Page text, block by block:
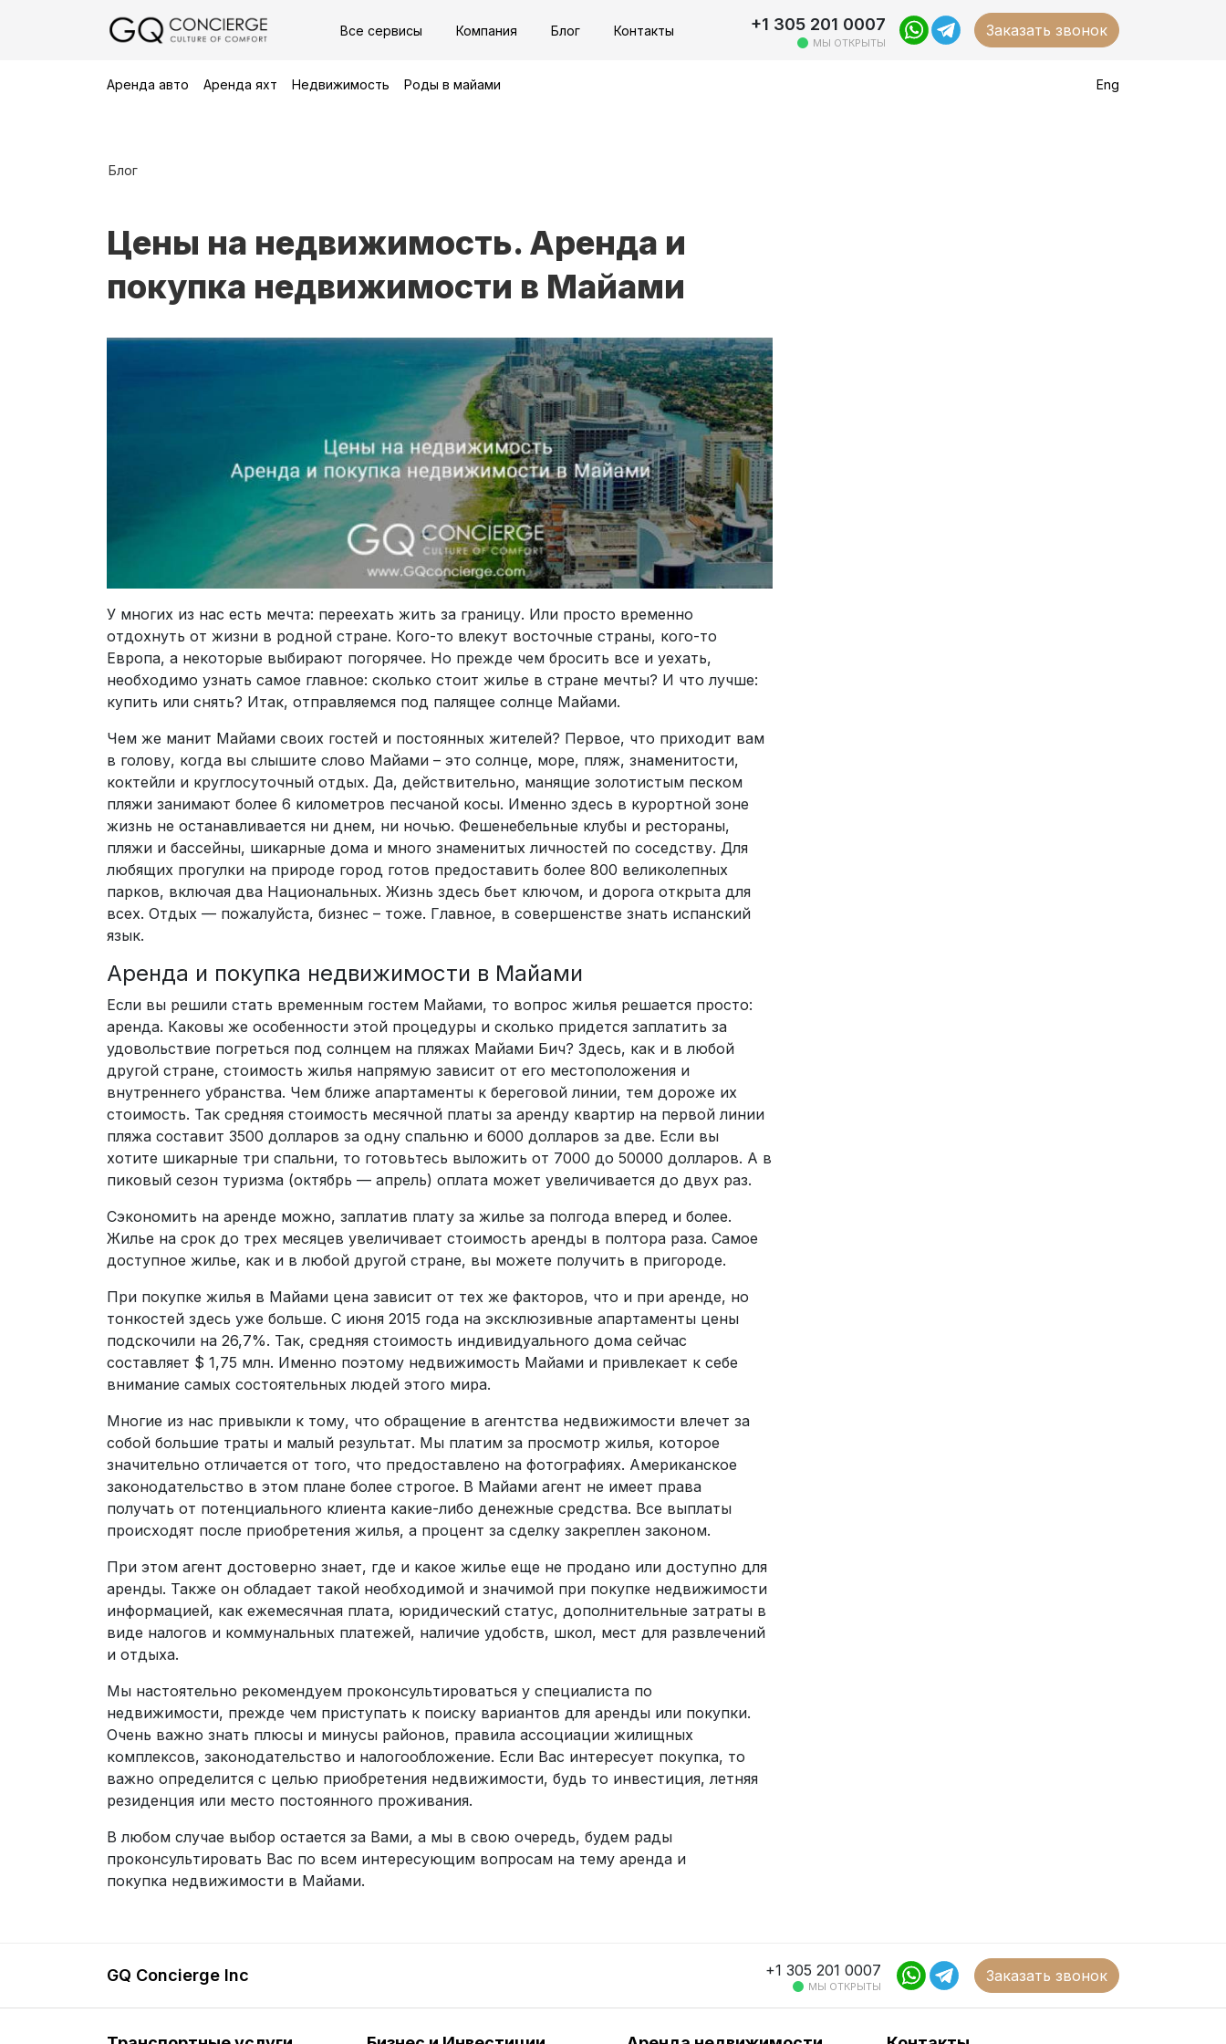
Все сервисы Компания Блог Контакты +1 305 201 0007
МЫ ОТКРЫТЫ
Заказать звонок
Аренда авто Аренда яхт Недвижимость Роды в майами Eng
Блог
Цены на недвижимость. Аренда и
покупка недвижимости в Майами
У многих из нас есть мечта: переехать жить за границу. Или просто временно
отдохнуть от жизни в родной стране. Кого-то влекут восточные страны, кого-то
Европа, а некоторые выбирают погорячее. Но прежде чем бросить все и уехать,
необходимо узнать самое главное: сколько стоит жилье в стране мечты? И что лучше:
купить или снять? Итак, отправляемся под палящее солнце Майами.
Чем же манит Майами своих гостей и постоянных жителей? Первое, что приходит вам
в голову, когда вы слышите слово Майами – это солнце, море, пляж, знаменитости,
коктейли и круглосуточный отдых. Да, действительно, манящие золотистым песком
пляжи занимают более 6 километров песчаной косы. Именно здесь в курортной зоне
жизнь не останавливается ни днем, ни ночью. Фешенебельные клубы и рестораны,
пляжи и бассейны, шикарные дома и много знаменитых личностей по соседству. Для
любящих прогулки на природе город готов предоставить более 800 великолепных
парков, включая два Национальных. Жизнь здесь бьет ключом, и дорога открыта для
всех. Отдых — пожалуйста, бизнес – тоже. Главное, в совершенстве знать испанский
язык.
Аренда и покупка недвижимости в Майами
Если вы решили стать временным гостем Майами, то вопрос жилья решается просто:
аренда. Каковы же особенности этой процедуры и сколько придется заплатить за
удовольствие погреться под солнцем на пляжах Майами Бич? Здесь, как и в любой
другой стране, стоимость жилья напрямую зависит от его местоположения и
внутреннего убранства. Чем ближе апартаменты к береговой линии, тем дороже их
стоимость. Так средняя стоимость месячной платы за аренду квартир на первой линии
пляжа составит 3500 долларов за одну спальню и 6000 долларов за две. Если вы
хотите шикарные три спальни, то готовьтесь выложить от 7000 до 50000 долларов. А в
пиковый сезон туризма (октябрь — апрель) оплата может увеличивается до двух раз.
Сэкономить на аренде можно, заплатив плату за жилье за полгода вперед и более.
Жилье на срок до трех месяцев увеличивает стоимость аренды в полтора раза. Самое
доступное жилье, как и в любой другой стране, вы можете получить в пригороде.
При покупке жилья в Майами цена зависит от тех же факторов, что и при аренде, но
тонкостей здесь уже больше. С июня 2015 года на эксклюзивные апартаменты цены
подскочили на 26,7%. Так, средняя стоимость индивидуального дома сейчас
составляет $ 1,75 млн. Именно поэтому недвижимость Майами и привлекает к себе
внимание самых состоятельных людей этого мира.
Многие из нас привыкли к тому, что обращение в агентства недвижимости влечет за
собой большие траты и малый результат. Мы платим за просмотр жилья, которое
значительно отличается от того, что предоставлено на фотографиях. Американское
законодательство в этом плане более строгое. В Майами агент не имеет права
получать от потенциального клиента какие-либо денежные средства. Все выплаты
происходят после приобретения жилья, а процент за сделку закреплен законом.
При этом агент достоверно знает, где и какое жилье еще не продано или доступно для
аренды. Также он обладает такой необходимой и значимой при покупке недвижимости
информацией, как ежемесячная плата, юридический статус, дополнительные затраты в
виде налогов и коммунальных платежей, наличие удобств, школ, мест для развлечений
и отдыха.
Мы настоятельно рекомендуем проконсультироваться у специалиста по
недвижимости, прежде чем приступать к поиску вариантов для аренды или покупки.
Очень важно знать плюсы и минусы районов, правила ассоциации жилищных
комплексов, законодательство и налогообложение. Если Вас интересует покупка, то
важно определится с целью приобретения недвижимости, будь то инвестиция, летняя
резиденция или место постоянного проживания.
В любом случае выбор остается за Вами, а мы в свою очередь, будем рады
проконсультировать Вас по всем интересующим вопросам на тему аренда и
покупка недвижимости в Майами.
GQ Concierge Inc +1 305 201 0007
МЫ ОТКРЫТЫ
Заказать звонок